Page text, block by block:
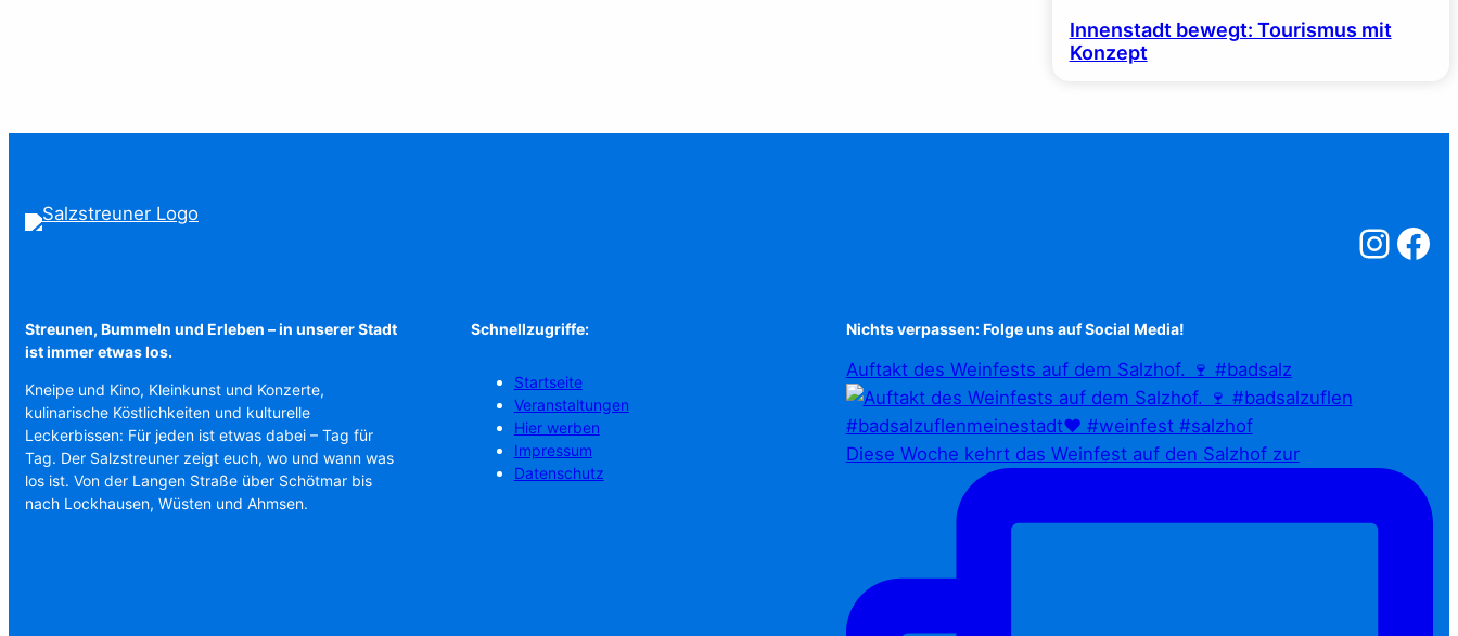
Innenstadt bewegt: Tourismus mit
Konzept
Salzstreuner
Streunen, Bummeln und Erleben – in unserer Stadt
ist immer etwas los.
Kneipe und Kino, Kleinkunst und Konzerte,
kulinarische Köstlichkeiten und kulturelle
Leckerbissen: Für jeden ist etwas dabei – Tag für
Tag. Der Salzstreuner zeigt euch, wo und wann was
los ist. Von der Langen Straße über Schötmar bis
nach Lockhausen, Wüsten und Ahmsen.
Schnellzugriffe:
Startseite
Veranstaltungen
Hier werben
Impressum
Datenschutz
Nichts verpassen: Folge uns auf Social Media!
Auftakt des Weinfests auf dem Salzhof. 🍷 #badsalz
Diese Woche kehrt das Weinfest auf den Salzhof zur